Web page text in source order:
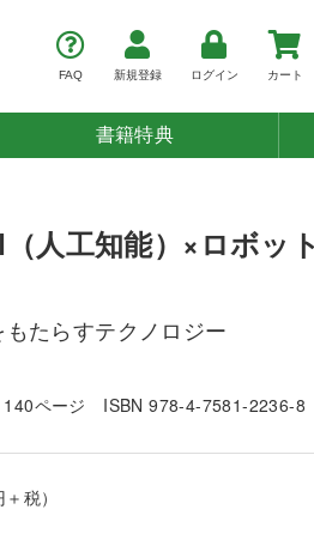
FAQ 新規登録 ログイン カート
書籍特典
人工知能）×ロボッ
たらすテクノロジー
140ページ ISBN 978-4-7581-2236-8
税）